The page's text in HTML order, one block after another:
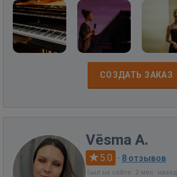
СОЗДАТЬ ЗАКАЗ
Vēsma A.
5.0 · 8 отзывов
Был на сайте: 2 мес. назад